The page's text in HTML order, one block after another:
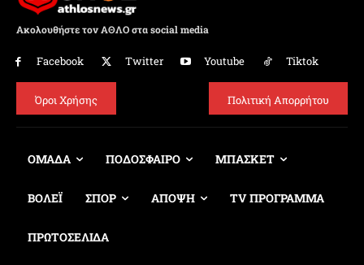
Ακολουθήστε τον ΑΘΛΟ στα social media
Facebook Twitter Youtube Tiktok
Όροι Χρήσης Πολιτική Απορρήτου
ΟΜΑΔΑ ΠΟΔΟΣΦΑΙΡΟ ΜΠΑΣΚΕΤ
ΒΟΛΕΪ ΣΠΟΡ ΑΠΟΨΗ TV ΠΡΟΓΡΑΜΜΑ
ΠΡΩΤΟΣΕΛΙΔΑ